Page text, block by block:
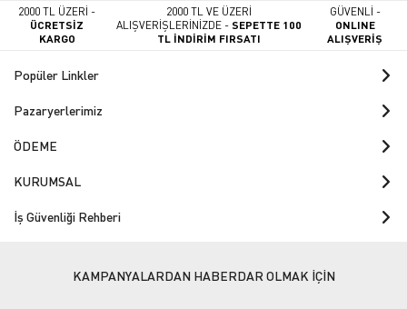
2000 TL ÜZERİ -
ÜCRETSİZ
KARGO
2000 TL VE ÜZERİ
ALIŞVERİŞLERİNİZDE -SEPETTE 100
TL İNDİRİM FIRSATI
GÜVENLİ -
ONLINE
ALIŞVERİŞ
Popüler Linkler
Pazaryerlerimiz
ÖDEME
KURUMSAL
İş Güvenliği Rehberi
KAMPANYALARDAN HABERDAR OLMAK İÇİN